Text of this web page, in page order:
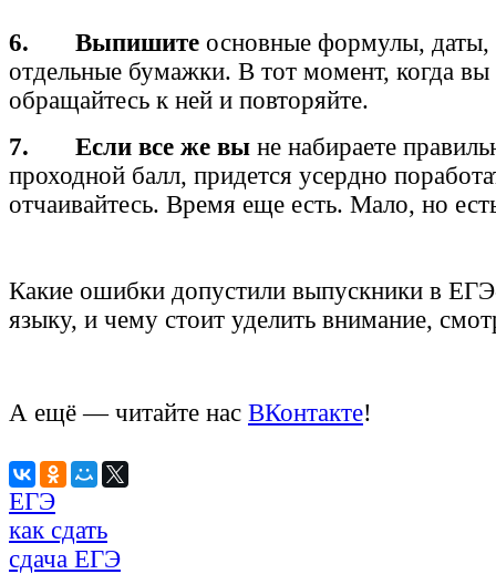
6. Выпишите основные формулы, даты,
отдельные бумажки. В тот момент, когда вы
обращайтесь к ней и повторяйте.
7. Если все же вы не набираете
проходной балл, придется усердно
отчаивайтесь. Время еще есть. Мало, но
Какие ошибки допустили выпускники в
языку, и чему стоит уделить внимание,
А ещё — читайте нас ВКонтакте!
ЕГЭ
как сдать
сдача ЕГЭ